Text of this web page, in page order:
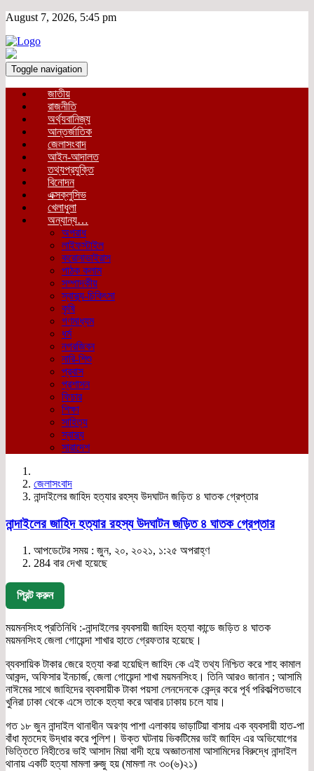
August 7, 2026, 5:45 pm
Toggle navigation
জাতীয়
রাজনীতি
অর্থ্যবানিজ্য
আন্তর্জাতিক
জেলাসংবাদ
আইন-আদালত
তথ্যপ্রযুক্তি
বিনোদন
এক্সক্লুসিভ
খেলাধুলা
অন্যান্য…
অপরাধ
লাইফস্টাইল
করোনাভাইরাস
পাঠক কলাম
সম্পাদকীয়
স্বাস্থ্য-চিকিৎসা
কৃষি
গণমাধ্যম
ধর্ম
নগরজিবন
নারি-শিশু
প্রবাস
প্রশাসন
ফিচার
শিক্ষা
সাহিত্য
স্বাস্থ্য
সারাদেশ
জেলাসংবাদ
নান্দাইলের জাহিদ হত্যার রহস্য উদঘাটন জড়িত ৪ ঘাতক গ্রেপ্তার
নান্দাইলের জাহিদ হত্যার রহস্য উদঘাটন জড়িত ৪ ঘাতক গ্রেপ্তার
আপডেটের সময় : জুন, ২০, ২০২১, ১:২৫ অপরাহ্ণ
284 বার দেখা হয়েছে
প্রিন্ট করুন
ময়মনসিংহ প্রতিনিধি :-নান্দাইলের ব‍্যবসায়ী জাহিদ হত‍্যা কান্ডে জড়িত ৪ ঘাতক
ময়মনসিংহ জেলা গোয়েন্দা শাখার হাতে গ্রেফতার হয়েছে।
ব্যবসায়িক টাকার জেরে হত্যা করা হয়েছিল জাহিদ কে এই তথ্য নিশ্চিত করে শাহ কামাল
আকন্দ, অফিসার ইনচার্জ, জেলা গোয়েন্দা শাখা ময়মনসিংহ। তিনি আরও জানান ; আসামি
নাঈমের সাথে জাহিদের ব্যবসায়ীক টাকা পয়সা লেনদেনকে কেন্দ্র করে পূর্ব পরিকল্পিতভাবে
খুনিরা ঢাকা থেকে এসে তাকে হত্যা করে আবার ঢাকায় চলে যায়।
গত ১৮ জুন নান্দাইল থানাধীন অরণ্য পাশা এলাকায় ভাড়াটিয়া বাসায় এক ব্যবসায়ী হাত-পা
বাঁধা মৃতদেহ উদ্ধার করে পুলিশ। উক্ত ঘটনায় ভিকটিমের ভাই জাহিদ এর অভিযোগের
ভিত্তিতে নিহীতের ভাই আসাদ মিয়া বাদী হয়ে অজ্ঞাতনামা আসামিদের বিরুদ্ধে নান্দাইল
থানায় একটি হত্যা মামলা রুজু হয় (মামলা নং ৩০(৬)২১)